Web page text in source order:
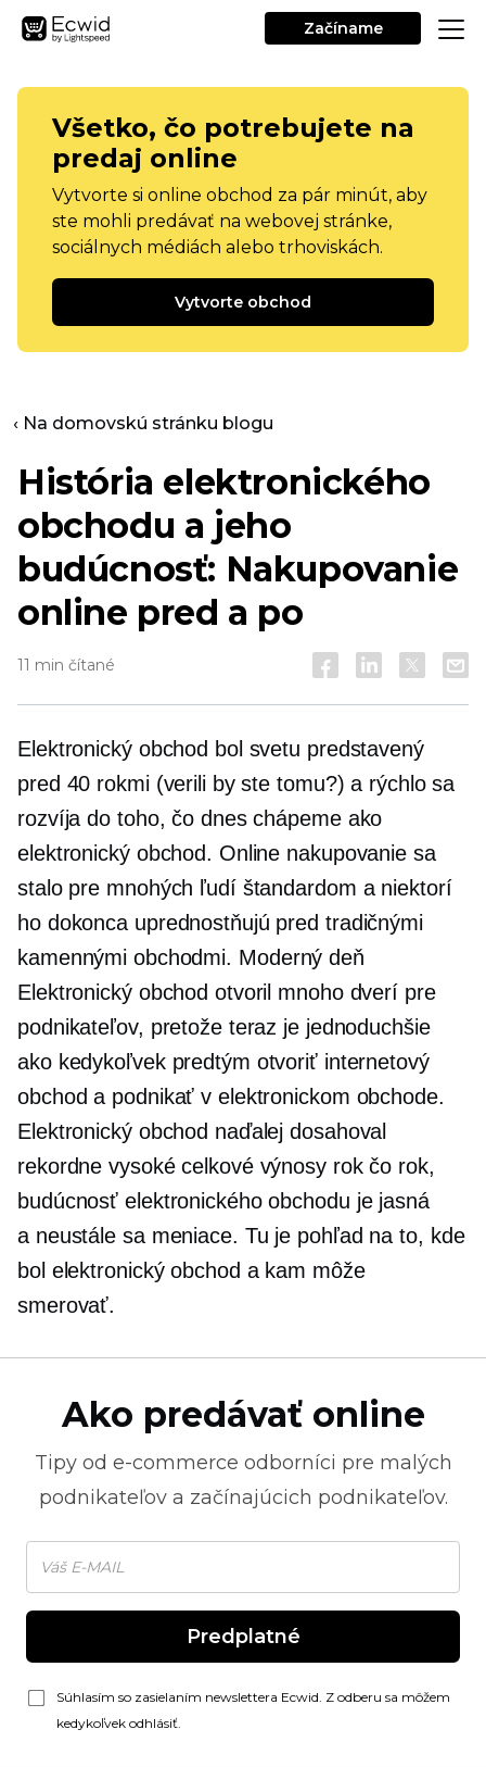
Začíname
Všetko, čo potrebujete na
predaj online
Vytvorte si online obchod za pár minút, aby
ste mohli predávať na webovej stránke,
sociálnych médiách alebo trhoviskách.
Vytvorte obchod
‹ Na domovskú stránku blogu
História elektronického
obchodu a jeho
budúcnosť: Nakupovanie
online pred a po
11 min čítané
Elektronický obchod bol svetu predstavený
pred 40 rokmi (verili by ste tomu?) a rýchlo sa
rozvíja do toho, čo dnes chápeme ako
elektronický obchod. Online nakupovanie sa
stalo pre mnohých ľudí štandardom a niektorí
ho dokonca uprednostňujú pred tradičnými
kamennými obchodmi. Moderný deň
Elektronický obchod otvoril mnoho dverí pre
podnikateľov, pretože teraz je jednoduchšie
ako kedykoľvek predtým otvoriť internetový
obchod a podnikať v elektronickom obchode.
Elektronický obchod naďalej dosahoval
rekordne vysoké celkové výnosy rok čo rok,
budúcnosť elektronického obchodu je jasná
a neustále sa meniace. Tu je pohľad na to, kde
bol elektronický obchod a kam môže
smerovať.
Ako predávať online
Tipy od e-commerce odborníci pre malých
podnikateľov a začínajúcich podnikateľov.
Predplatné
Súhlasím so zasielaním newslettera Ecwid. Z odberu sa môžem
kedykoľvek odhlásiť.